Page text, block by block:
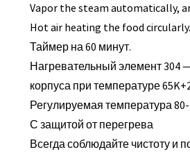
Vapor the steam automatically,
Hot air heating the food circularly.
Таймер на 60 минут.
Нагревательный элемент 304
корпуса при температуре
Регулируемая температура
С защитой от перегрева
Всегда соблюдайте чистоту и